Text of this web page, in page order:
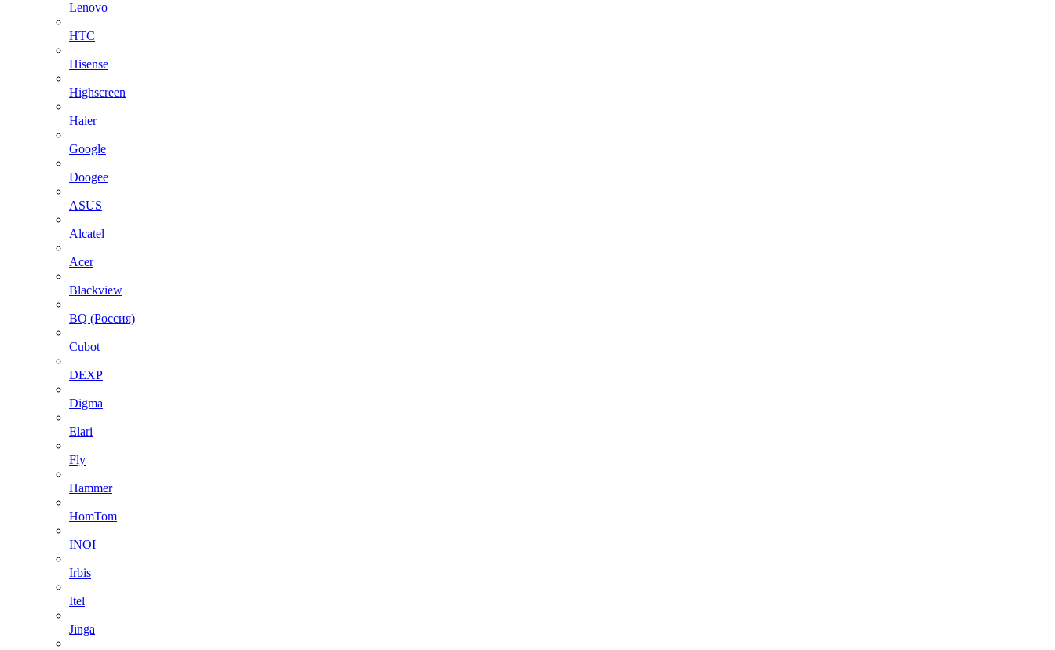
Lenovo
HTC
Hisense
Highscreen
Haier
Google
Doogee
ASUS
Alcatel
Acer
Blackview
BQ (Россия)
Cubot
DEXP
Digma
Elari
Fly
Hammer
HomTom
INOI
Irbis
Itel
Jinga